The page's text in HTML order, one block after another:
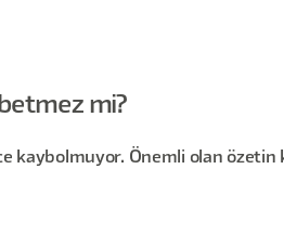
mi?
kaybolmuyor. Önemli olan